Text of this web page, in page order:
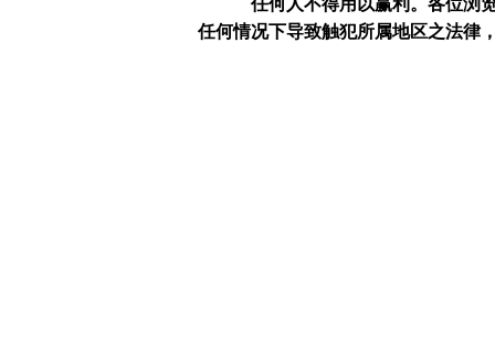
任何人不得用以赢利。 各位浏
任何情况下导致触犯所属地区之法律